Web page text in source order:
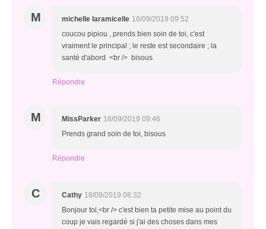
M michelle laramicelle 18/09/2019 09:52
coucou pipiou , prends bien soin de toi, c'est
vraiment le principal ; le reste est secondaire ; la
santé d'abord <br /> bisous
Répondre
M MissParker 18/09/2019 09:46
Prends grand soin de toi, bisous
Répondre
C Cathy 18/09/2019 08:32
Bonjour toi,<br /> c'est bien ta petite mise au point du
coup je vais regardé si j'ai des choses dans mes